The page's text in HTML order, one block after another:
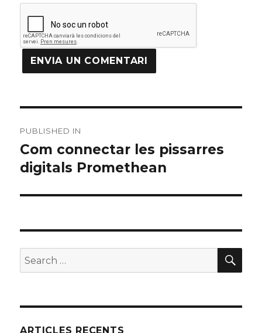
d'articles
PUBLISHED IN
Com connectar les pissarres
digitals Promethean
Search
for:
ARTICLES RECENTS